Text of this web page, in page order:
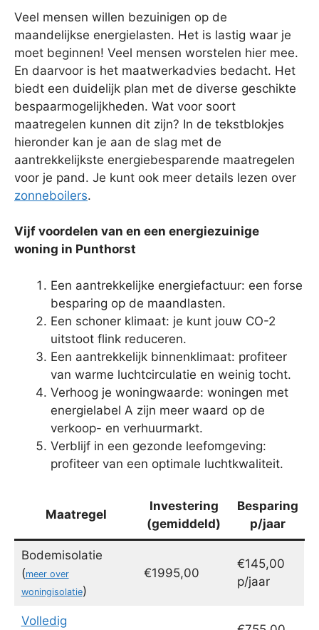
Veel mensen willen bezuinigen op de
maandelijkse energielasten. Het is lastig waar je
moet beginnen! Veel mensen worstelen hier mee.
En daarvoor is het maatwerkadvies bedacht. Het
biedt een duidelijk plan met de diverse geschikte
bespaarmogelijkheden. Wat voor soort
maatregelen kunnen dit zijn? In de tekstblokjes
hieronder kan je aan de slag met de
aantrekkelijkste energiebesparende maatregelen
voor je pand. Je kunt ook meer details lezen over
zonneboilers.
Vijf voordelen van en een energiezuinige
woning in Punthorst
Een aantrekkelijke energiefactuur: een forse
besparing op de maandlasten.
Een schoner klimaat: je kunt jouw CO-2
uitstoot flink reduceren.
Een aantrekkelijk binnenklimaat: profiteer
van warme luchtcirculatie en weinig tocht.
Verhoog je woningwaarde: woningen met
energielabel A zijn meer waard op de
verkoop- en verhuurmarkt.
Verblijf in een gezonde leefomgeving:
profiteer van een optimale luchtkwaliteit.
Maatregel
Investering
(gemiddeld)
Besparing
p/jaar
Bodemisolatie
(meer over
woningisolatie)
€1995,00
€145,00
p/jaar
Volledig